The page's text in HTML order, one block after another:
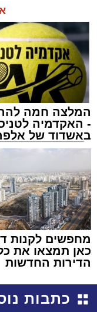
המלצה חמה
- האקדמיה
באשדוד של
קריאולנסקי -
מחפשים לקנות
כאן תמצאו את
הדירות החדשות
כתבות